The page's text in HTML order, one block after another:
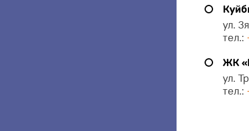
ул.
тел.:
ЖК
ул.
тел.: